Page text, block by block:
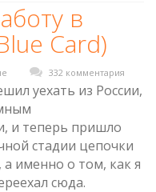
в
Card)
332 комментария
уехать из России,
и теперь пришло
стадии цепочки
а именно о том, как я
сюда.